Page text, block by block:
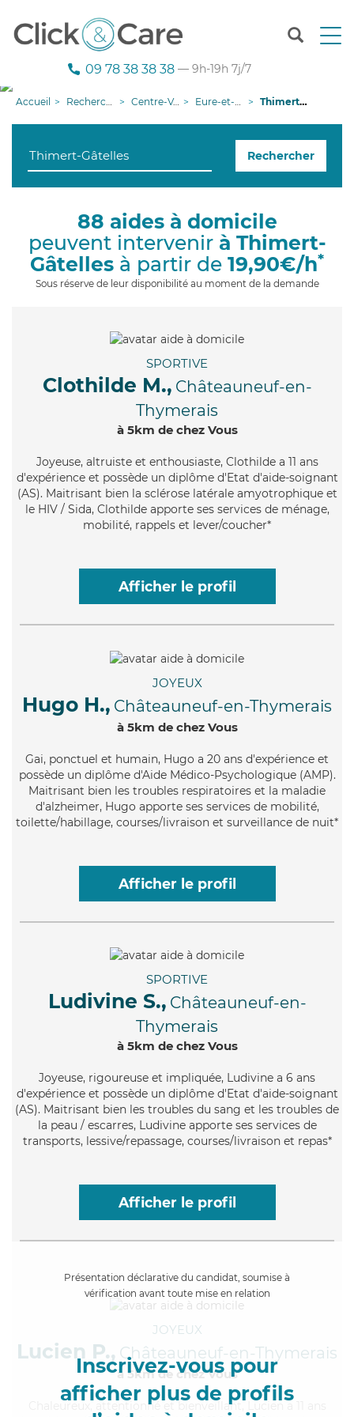
T
n
g
09 78 38 38 38 — 9h-19h 7j/7
Accueil Recherche aide à domicile Centre-Val de Loire Eure-et-Loir Thimert-Gâtelles
Rechercher
88 aides à domicile
peuvent intervenir à Thimert-
Gâtelles à partir de 19,90€/h*
Sous réserve de leur disponibilité au moment de la demande
SPORTIVE
Clothilde M., Châteauneuf-en-
Thymerais
à 5km de chez Vous
Joyeuse, altruiste et enthousiaste, Clothilde a 11 ans
d'expérience et possède un diplôme d'Etat d'aide-soignant
(AS). Maitrisant bien la sclérose latérale amyotrophique et
le HIV / Sida, Clothilde apporte ses services de ménage,
mobilité, rappels et lever/coucher*
Afficher le profil
JOYEUX
Hugo H., Châteauneuf-en-Thymerais
à 5km de chez Vous
Gai, ponctuel et humain, Hugo a 20 ans d'expérience et
possède un diplôme d'Aide Médico-Psychologique (AMP).
Maitrisant bien les troubles respiratoires et la maladie
d'alzheimer, Hugo apporte ses services de mobilité,
toilette/habillage, courses/livraison et surveillance de nuit*
Afficher le profil
SPORTIVE
Ludivine S., Châteauneuf-en-
Thymerais
à 5km de chez Vous
Joyeuse, rigoureuse et impliquée, Ludivine a 6 ans
d'expérience et possède un diplôme d'Etat d'aide-soignant
(AS). Maitrisant bien les troubles du sang et les troubles de
la peau / escarres, Ludivine apporte ses services de
transports, lessive/repassage, courses/livraison et repas*
Afficher le profil
Présentation déclarative du candidat, soumise à
vérification avant toute mise en relation
Inscrivez-vous pour
afficher plus de profils
JOYEUX
Lucien P., Châteauneuf-en-Thymerais
à 5km de chez Vous
, attentionné et bienveillant, Lucien a 11 ans